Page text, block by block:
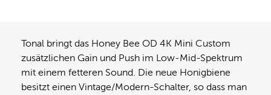
Tonal bringt das Honey Bee OD 4K Mini Custom
zusätzlichen Gain und Push im Low-Mid-Spektrum
mit einem fetteren Sound. Die neue Honigbiene
besitzt einen Vintage/Modern-Schalter, so dass man